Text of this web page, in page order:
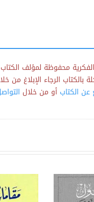
محفوظة لمؤلف
الرجاء الإبلاغ من
عن الكتابأو من خلال